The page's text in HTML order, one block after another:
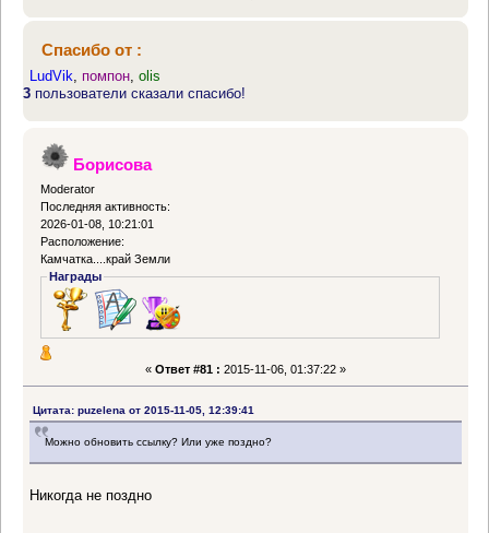
Спасибо от :
LudVik, помпон,olis
3 пользователи сказали спасибо!
Борисова
Moderator
Последняя активность:
2026-01-08, 10:21:01
Расположение:
Камчатка....край Земли
Награды
« Ответ #81 : 2015-11-06, 01:37:22 »
Цитата: puzelena от 2015-11-05, 12:39:41
Можно обновить ссылку? Или уже поздно?
Никогда не поздно